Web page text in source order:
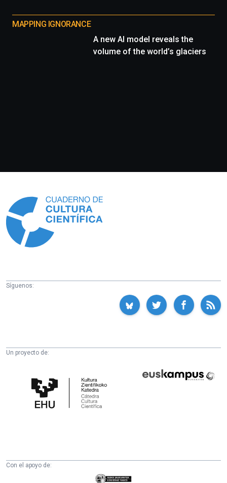
MAPPING IGNORANCE
A new AI model reveals the
volume of the world’s glaciers
Síguenos:
Un proyecto de:
Cultura
Científica
Fundazioa
Con el apoyo de:
Eusko